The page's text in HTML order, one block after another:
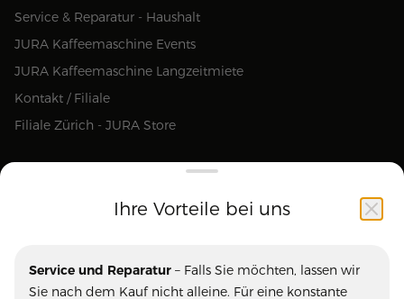
Service & Reparatur - Haushalt
JURA Kaffeemaschine Events
JURA Kaffeemaschine Langzeitmiete
Kontakt / Filiale
Filiale Zürich - JURA Store
ECM
Eureka
Sie nach dem Kauf nicht alleine. Für eine konstante
Kaffeequalität bieten wir professionellen Service und